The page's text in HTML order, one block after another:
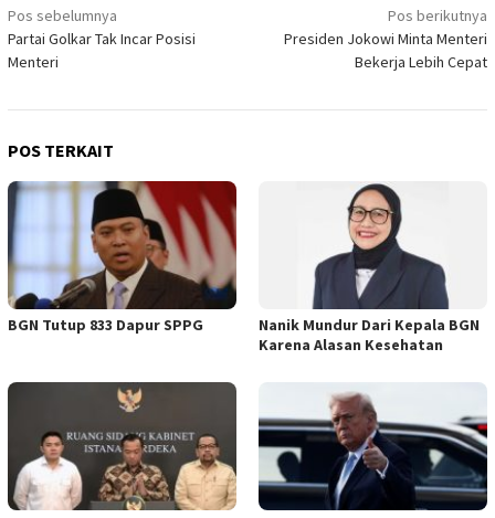
Navigasi
pos
Pos sebelumnya
Partai Golkar Tak Incar Posisi
Menteri
Pos berikutnya
Presiden Jokowi Minta Menteri
Bekerja Lebih Cepat
POS TERKAIT
BGN Tutup 833 Dapur SPPG
Nanik Mundur Dari Kepala BGN
Karena Alasan Kesehatan